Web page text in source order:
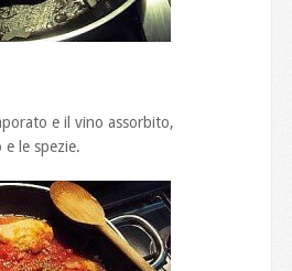
e il vino assorbito,
le spezie.